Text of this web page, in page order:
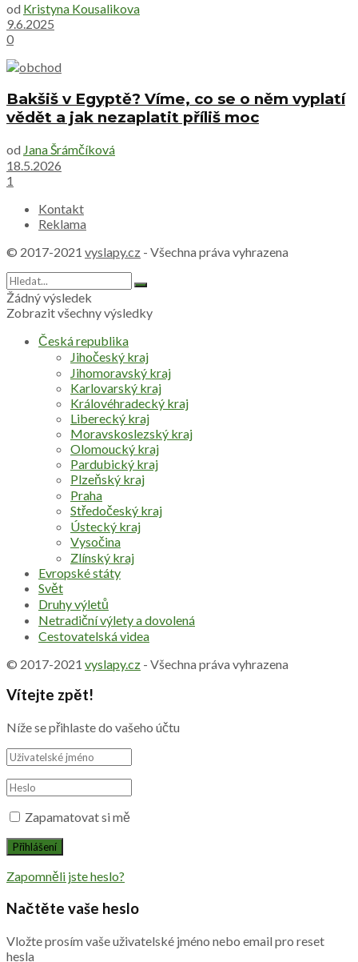
od Kristyna Kousalikova
9.6.2025
0
Bakšiš v Egyptě? Víme, co se o něm vyplatí
vědět a jak nezaplatit příliš moc
od Jana Šrámčíková
18.5.2026
1
Kontakt
Reklama
© 2017-2021 vyslapy.cz - Všechna práva vyhrazena
Žádný výsledek
Zobrazit všechny výsledky
Česká republika
Jihočeský kraj
Jihomoravský kraj
Karlovarský kraj
Královéhradecký kraj
Liberecký kraj
Moravskoslezský kraj
Olomoucký kraj
Pardubický kraj
Plzeňský kraj
Praha
Středočeský kraj
Ústecký kraj
Vysočina
Zlínský kraj
Evropské státy
Svět
Druhy výletů
Netradiční výlety a dovolená
Cestovatelská videa
© 2017-2021 vyslapy.cz - Všechna práva vyhrazena
Vítejte zpět!
Níže se přihlaste do vašeho účtu
Zapamatovat si mě
Zapomněli jste heslo?
Načtěte vaše heslo
Vložte prosím vaše uživatelské jméno nebo email pro reset
hesla